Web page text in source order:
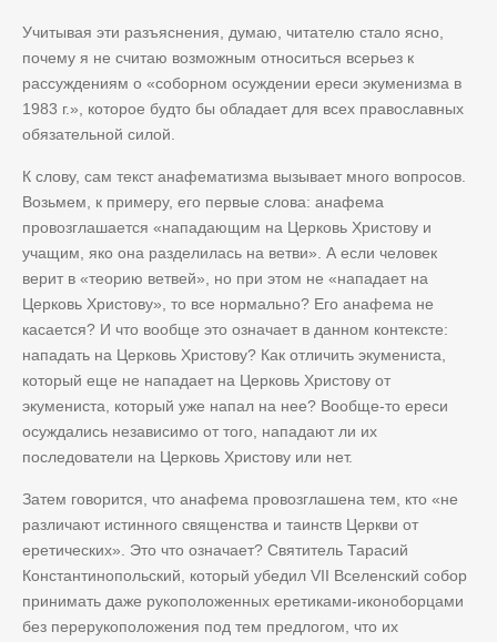
Учитывая эти разъяснения, думаю, читателю стало ясно,
почему я не считаю возможным относиться всерьез к
рассуждениям о «соборном осуждении ереси экуменизма в
1983 г.», которое будто бы обладает для всех православных
обязательной силой.
К слову, сам текст анафематизма вызывает много вопросов.
Возьмем, к примеру, его первые слова: анафема
провозглашается «нападающим на Церковь Христову и
учащим, яко она разделилась на ветви». А если человек
верит в «теорию ветвей», но при этом не «нападает на
Церковь Христову», то все нормально? Его анафема не
касается? И что вообще это означает в данном контексте:
нападать на Церковь Христову? Как отличить экумениста,
который еще не нападает на Церковь Христову от
экумениста, который уже напал на нее? Вообще-то ереси
осуждались независимо от того, нападают ли их
последователи на Церковь Христову или нет.
Затем говорится, что анафема провозглашена тем, кто «не
различают истинного священства и таинств Церкви от
еретических». Это что означает? Святитель Тарасий
Константинопольский, который убедил VII Вселенский собор
принимать даже рукоположенных еретиками-иконоборцами
без перерукоположения под тем предлогом, что их